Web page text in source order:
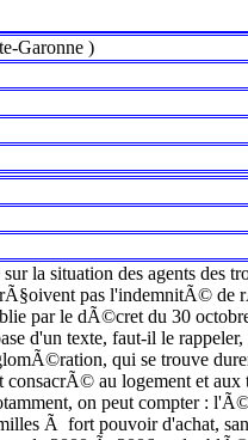
Garonne )
la situation des agents des
pas l'indemnitÃ© de
par le dÃ©cret du 30
d'un texte, faut-il le
qui se trouve
au logement et aux
on peut compter :
Ã fort pouvoir d'achat,